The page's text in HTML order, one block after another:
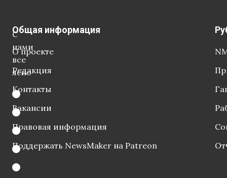
С
нами
все
ясно
Общая информация
О проекте
Редакция
Контакты
Вакансии
Правовая информация
Поддержать NewsMaker на Patreon